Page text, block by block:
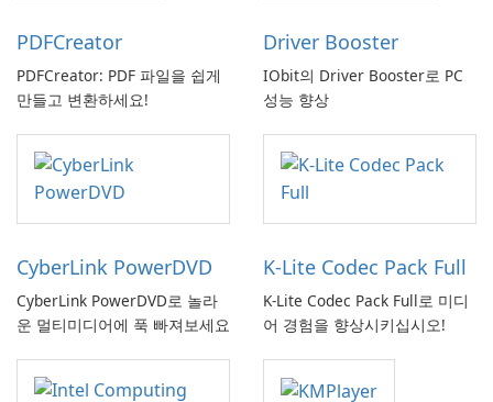
PDFCreator
PDFCreator: PDF 파일을 쉽게
만들고 변환하세요!
Driver Booster
IObit의 Driver Booster로 PC
성능 향상
CyberLink PowerDVD
CyberLink PowerDVD로 놀라
운 멀티미디어에 푹 빠져보세요
K-Lite Codec Pack Full
K-Lite Codec Pack Full로 미디
어 경험을 향상시키십시오!